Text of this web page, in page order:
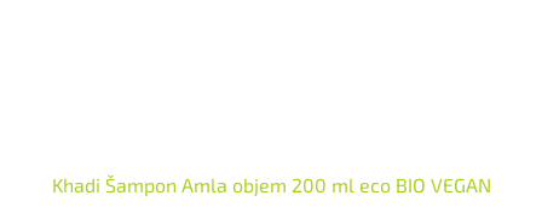
Khadi Šampon Amla objem 200 ml eco BIO VEGAN